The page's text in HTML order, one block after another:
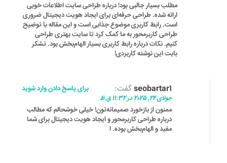
مطلب بسیار جالبی بود! درباره طراحی سایت اطلاعات خوبی
ارائه شده. طراحی حرفه‌ای برای ایجاد هویت دیجیتال ضروری
است. رابط کاربری موضوع جذابی است و این مقاله با توضیح
طراحی کاربرمحور به ما کمک کرد تا سایت بهتری طراحی
کنیم. نکات درباره رابط کاربری بسیار الهام‌بخش بود. تشکر
بابت این نوشته کاربردی!
seobartar1گفت:
جولای 22, 2025 در 11:32 ق.ظ
ممنون از بازخورد صمیمانه‌تون! خیلی خوشحالم که مطالب
درباره طراحی کاربرمحور و ایجاد هویت دیجیتال برای شما
مفید و الهام‌بخش بوده. ا
برای پاسخ دادن وارد شوید